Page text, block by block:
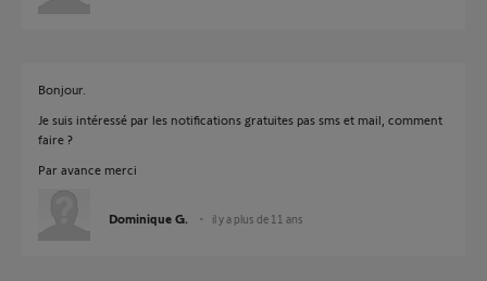
Bonjour.
Je suis intéressé par les notifications gratuites pas sms et mail, comment
faire ?
Par avance merci
Dominique G. il y a plus de 11 ans